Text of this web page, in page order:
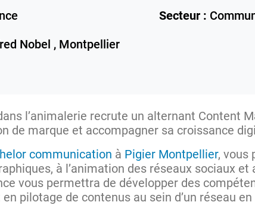
Secteur :
Nobel , Montpellier
l’animalerie recrute un alternant Content
de marque et accompagner sa croissance
communication à Pigier Montpellier, vous
à l’animation des réseaux sociaux
vous permettra de développer des
pilotage de contenus au sein d’un réseau